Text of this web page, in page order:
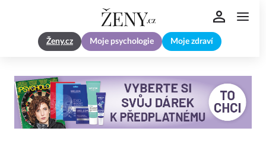
Ženy.cz Moje psychologie Moje zdraví